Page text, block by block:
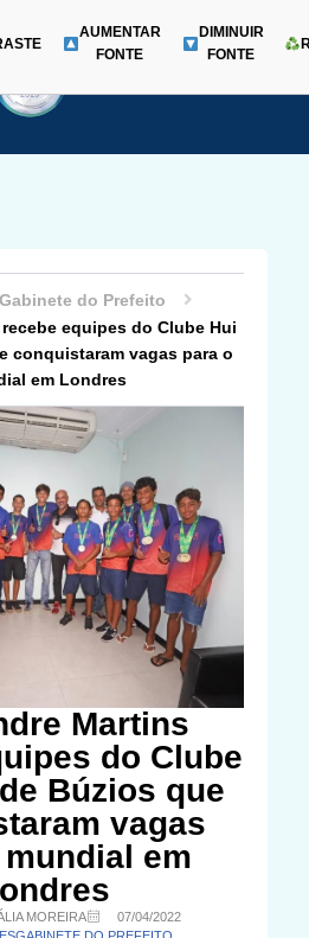
Menu
AUMENTAR
FONTE
DIMINUIR
FONTE
Gabinete do Prefeito
equipes do Clube Hui
conquistaram vagas para o
em Londres
Martins
do Clube
Búzios que
vagas
em
MOREIRA
07/04/2022
GABINETE DO PREFEITO